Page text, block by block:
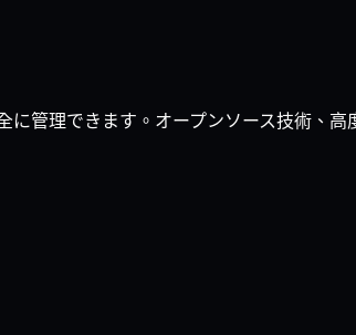
管理できます。オープンソース技術、高